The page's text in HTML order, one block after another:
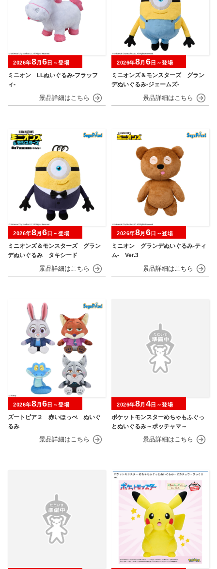
ミニオン LLぬいぐるみ‐フラッフ
ィ‐
2026年8月 6日～登場
ミニオンズ＆モンスターズ グラン
デぬいぐるみ‐ジェームズ‐
2026年8月 6日～登場
ミニオンズ＆モンスターズ グラン
デぬいぐるみ タキシード
2026年8月 6 日～登場
ミニオン グランデぬいぐるみ‐ティ
ム‐ Ver.3
2026年8月 6 日～登場
ズートピア２ 赤いほっぺ ぬいぐ
るみ
2026年8月 6日～登場
ポケットモンスターめちゃもふぐっ
とぬいぐるみ～ポッチャマ～
2026年8月 4日～登場